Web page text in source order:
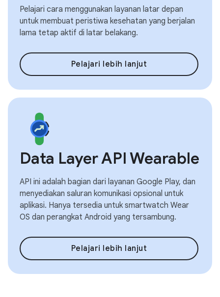
Pelajari cara menggunakan layanan latar depan
untuk membuat peristiwa kesehatan yang berjalan
lama tetap aktif di latar belakang.
Pelajari lebih lanjut
Data Layer API Wearable
API ini adalah bagian dari layanan Google Play, dan
menyediakan saluran komunikasi opsional untuk
aplikasi. Hanya tersedia untuk smartwatch Wear
OS dan perangkat Android yang tersambung.
Pelajari lebih lanjut